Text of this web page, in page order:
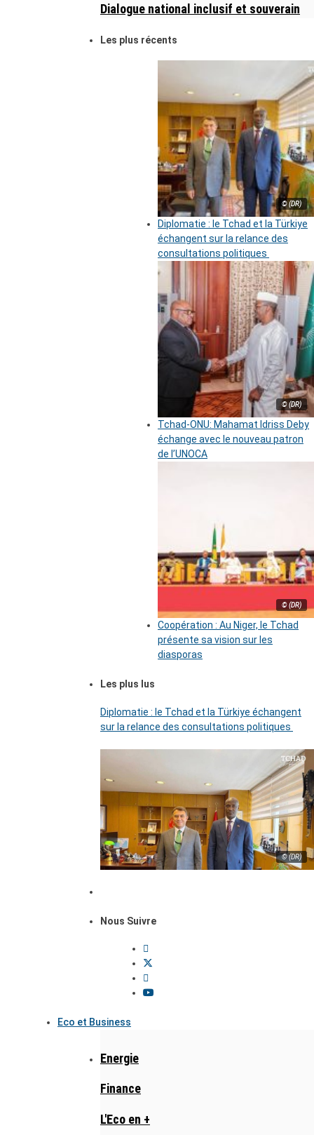
Dialogue national inclusif et souverain
Les plus récents
© (DR)
Diplomatie : le Tchad et la Türkiye
échangent sur la relance des
consultations politiques
© (DR)
Tchad-ONU: Mahamat Idriss Deby
échange avec le nouveau patron
de l’UNOCA
© (DR)
Coopération : Au Niger, le Tchad
présente sa vision sur les
diasporas
Les plus lus
Diplomatie : le Tchad et la Türkiye échangent
sur la relance des consultations politiques
© (DR)
Nous Suivre
Eco et Business
Energie
Finance
L'Eco en +